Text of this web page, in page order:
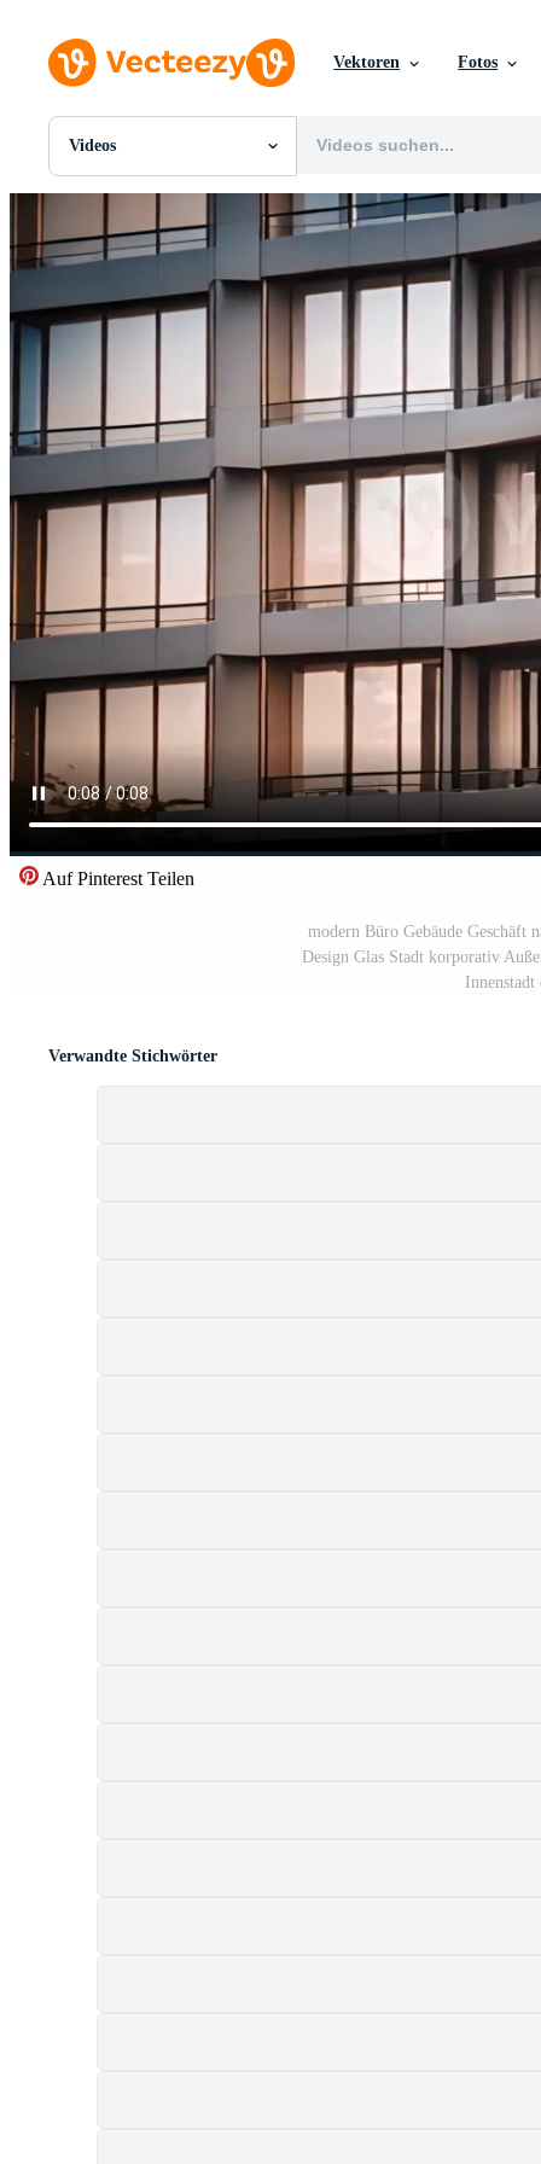
Vektoren Fotos
Videos
Alle Bilder
PNGs
PSDs
Vorlagen
Vektoren
Redaktionelle Ereignisse
Auf Pinterest Teilen
modern Büro Gebäude Geschäft
Design Glas Stadt korporativ
Innenstadt
Verwandte Stichwörter